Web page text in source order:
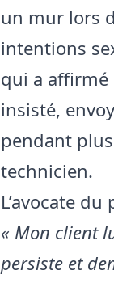
un mur lors
intentions
qui a affirmé
insisté,
pendant
technicien.
L’avocate
« Mon client
persiste et